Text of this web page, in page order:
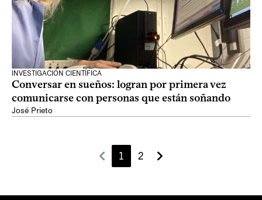
INVESTIGACIÓN CIENTÍFICA
Conversar en sueños: logran por primera vez
comunicarse con personas que están soñando
José Prieto
1 2